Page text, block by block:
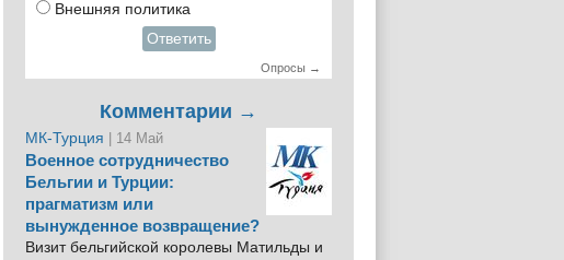
Внешняя политика
Ответить
Опросы →
Комментарии →
МК-Турция | 14 Май
Военное сотрудничество
Бельгии и Турции:
прагматизм или
вынужденное возвращение?
Визит бельгийской королевы Матильды и